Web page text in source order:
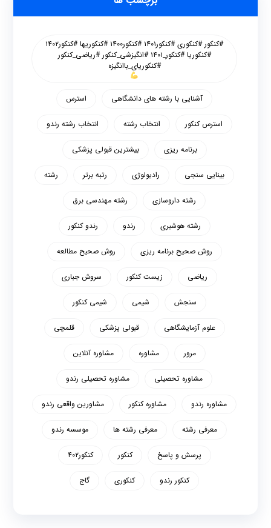
#کنکور #کنکوری #کنکور۱۴۰۱ #کنکور۱۴۰۰ #کنکوریها #کنکور۱۴۰۲
#کنکوریا #کنکور_۱۴۰۱ #انگیزشی_کنکور #ریاضی_کنکور
#کنکوریای_باانگیزه
آشنایی با رشته های دانشگاهی استرس
استرس کنکور انتخاب رشته انتخاب رشته رندو
برنامه ریزی بیشترین قبولی پزشکی
بینایی سنجی رادیولوژی رتبه برتر رشته
رشته داروسازی رشته مهندسی برق
رشته هوشبری رندو رندو کنکور
روش صحیح برنامه ریزی روش صحیح مطالعه
ریاضی زیست کنکور سروش جباری
سنجش شیمی شیمی کنکور
علوم آزمایشگاهی قبولی پزشکی قلمچی
مرور مشاوره مشاوره آنلاین
مشاوره تحصیلی مشاوره تحصیلی رندو
مشاوره رندو مشاوره کنکور مشاورین واقعی رندو
معرفی رشته معرفی رشته ها موسسه رندو
پرسش و پاسخ کنکور کنکور۴۰۲
کنکور رندو کنکوری گاج